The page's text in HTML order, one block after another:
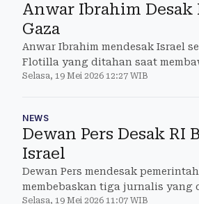
Anwar Ibrahim
Gaza
Anwar Ibrahim mendesak Israel
Flotilla yang ditahan saat
Selasa, 19 Mei 2026 12:27 WIB
NEWS
Dewan Pers Desak
Israel
Dewan Pers mendesak
membebaskan tiga jurnalis yang
Selasa, 19 Mei 2026 11:07 WIB